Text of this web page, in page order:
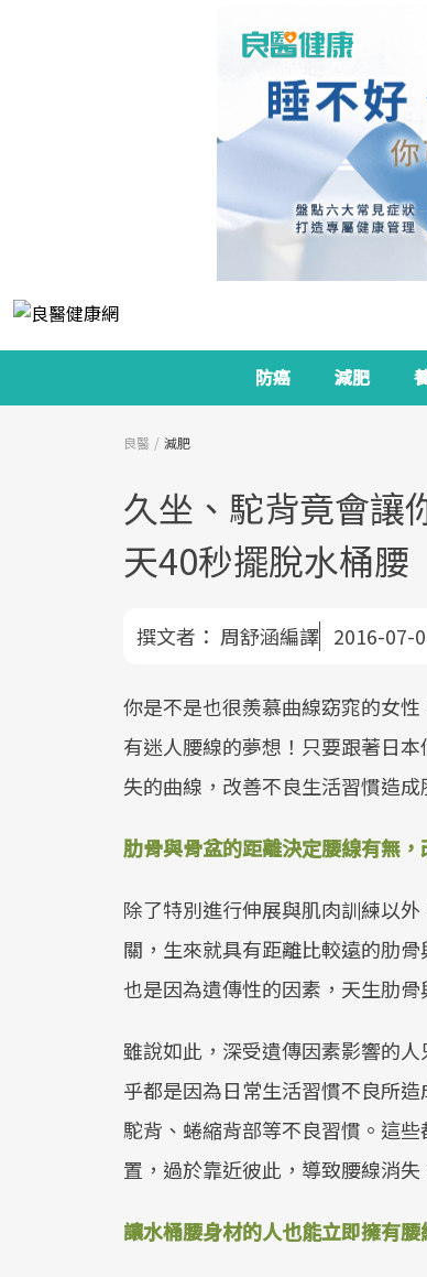
防癌 減肥
良醫 減肥
久坐、駝背竟會讓
天40秒擺脫水桶腰
撰文者： 周舒涵編譯 2016-07-
你是不是也很羨慕曲線窈窕的女
有迷人腰線的夢想！只要跟著日
失的曲線，改善不良生活習慣造
肋骨與骨盆的距離決定腰線有無
除了特別進行伸展與肌肉訓練以
關，生來就具有距離比較遠的肋
也是因為遺傳性的因素，天生肋骨
雖說如此，深受遺傳因素影響的
乎都是因為日常生活習慣不良所
駝背、蜷縮背部等不良習慣。這
置，過於靠近彼此，導致腰線消失
讓水桶腰身材的人也能立即擁有